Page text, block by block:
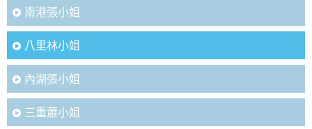
南港張小姐
八里林小姐
內湖張小姐
三重蕭小姐